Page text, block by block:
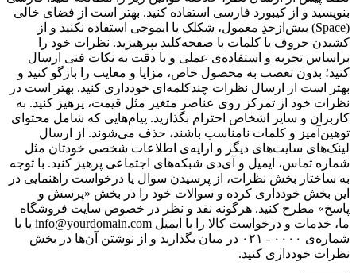
بنویسید و از کیبورد فارسی استفاده کنید. بهتر است از فضای خالی
(Space) بیش‌از‌حدِ معمول، شکلک یا ایموجی استفاده نکنید و از
کشیدن حروف یا کلمات با صفحه‌کلید بپرهیزید. نظرات خود را
براساس تجربه و استفاده‌ی عملی و با دقت به نکات فنی ارسال
کنید؛ بدون تعصب به محصول خاص، مزایا و معایب را بازگو کنید و
بهتر است از ارسال نظرات چندکلمه‌‌ای خودداری کنید. بهتر است در
نظرات خود از تمرکز روی عناصر متغیر مثل قیمت، پرهیز کنید. به
کاربران و سایر اشخاص احترام بگذارید. پیام‌هایی که شامل محتوای
توهین‌آمیز و کلمات نامناسب باشند، حذف می‌شوند. از ارسال
لینک‌های سایت‌های دیگر و ارایه‌ی اطلاعات شخصی خودتان مثل
شماره تماس، ایمیل و آی‌دی شبکه‌های اجتماعی پرهیز کنید. با توجه
به ساختار بخش نظرات، از پرسیدن سوال یا درخواست راهنمایی در
این بخش خودداری کرده و سوالات خود را در بخش «پرسش و
پاسخ» مطرح کنید. هرگونه نقد و نظر در خصوص سایت فروشگاه
ما، خدمات و درخواست کالا را با ایمیل info@yourdomain.com یا با
شماره‌ی ۰۰۰۰ - ۰۲۱ در میان بگذارید و از نوشتن آن‌ها در بخش
نظرات خودداری کنید.